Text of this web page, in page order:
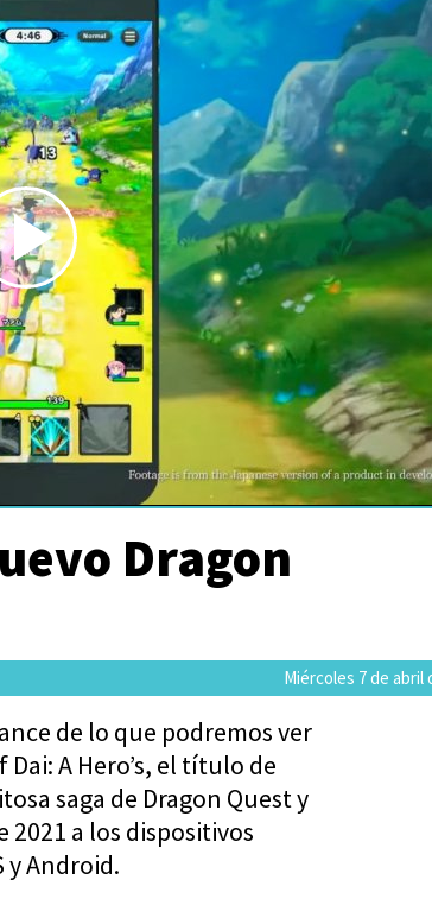
Play
Video
Dragon
Miércoles 7 de abril
de lo que podremos ver
A Hero’s, el título de
saga de Dragon Quest y
a los dispositivos
y Android.